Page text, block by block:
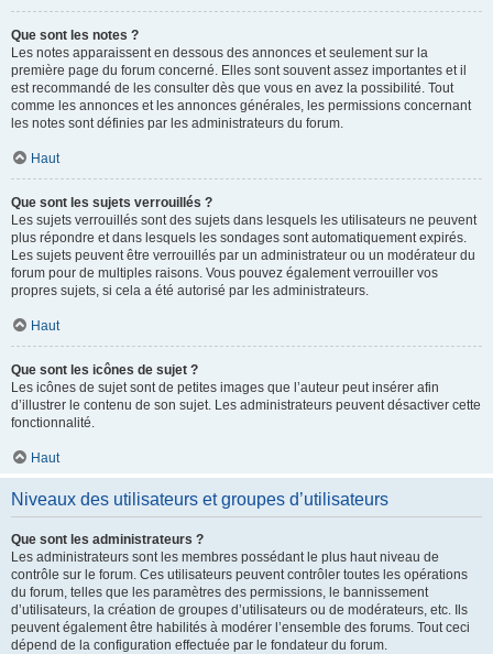
Que sont les notes ?
Les notes apparaissent en dessous des annonces et seulement sur la
première page du forum concerné. Elles sont souvent assez importantes et il
est recommandé de les consulter dès que vous en avez la possibilité. Tout
comme les annonces et les annonces générales, les permissions concernant
les notes sont définies par les administrateurs du forum.
Haut
Que sont les sujets verrouillés ?
Les sujets verrouillés sont des sujets dans lesquels les utilisateurs ne peuvent
plus répondre et dans lesquels les sondages sont automatiquement expirés.
Les sujets peuvent être verrouillés par un administrateur ou un modérateur du
forum pour de multiples raisons. Vous pouvez également verrouiller vos
propres sujets, si cela a été autorisé par les administrateurs.
Haut
Que sont les icônes de sujet ?
Les icônes de sujet sont de petites images que l’auteur peut insérer afin
d’illustrer le contenu de son sujet. Les administrateurs peuvent désactiver cette
fonctionnalité.
Haut
Niveaux des utilisateurs et groupes d’utilisateurs
Que sont les administrateurs ?
Les administrateurs sont les membres possédant le plus haut niveau de
contrôle sur le forum. Ces utilisateurs peuvent contrôler toutes les opérations
du forum, telles que les paramètres des permissions, le bannissement
d’utilisateurs, la création de groupes d’utilisateurs ou de modérateurs, etc. Ils
peuvent également être habilités à modérer l’ensemble des forums. Tout ceci
dépend de la configuration effectuée par le fondateur du forum.